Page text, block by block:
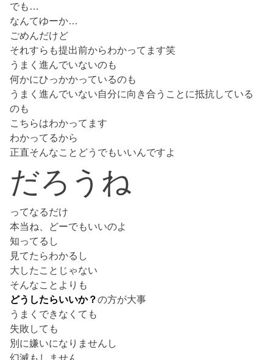
でも…
なんてゆーか…
ごめんだけど
それすらも提出前からわかってます笑
うまく進んでいないのも
何かにひっかかっているのも
うまく進んでいない自分に向き合うことに抵抗している
のも
こちらはわかってます
わかってるから
正直そんなことどうでもいいんですよ
だろうね
ってなるだけ
本当ね、どーでもいいのよ
知ってるし
見てたらわかるし
大したことじゃない
そんなことよりも
どうしたらいいか？の方が大事
うまくできなくても
失敗しても
別に嫌いになりませんし
幻滅もしません